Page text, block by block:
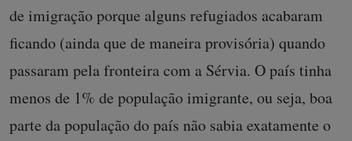
de imigração porque alguns refugiados acabaram
ficando (ainda que de maneira provisória) quando
passaram pela fronteira com a Sérvia. O país tinha
menos de 1% de população imigrante, ou seja, boa
parte da população do país não sabia exatamente o